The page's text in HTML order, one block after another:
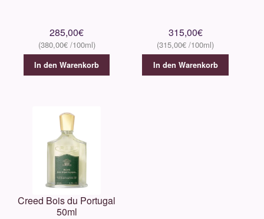
285,00€
380,00€
In den Warenkorb
315,00€
315,00€
In den Warenkorb
Creed Bois du Portugal
50ml